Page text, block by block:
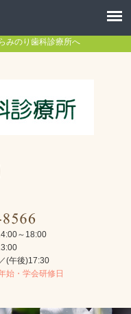
みのり歯科診療所へ
～18:00
(午後)17:30
始・学会研修日